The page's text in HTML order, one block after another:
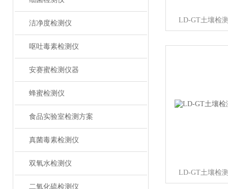
洁净度检测仪
呕吐毒素检测仪
安赛蜜检测仪器
蜂蜜检测仪
食品实验室检测方案
真菌毒素检测仪
双氧水检测仪
二氧化硫检测仪
LD-GT土壤检
LD-GT土壤检